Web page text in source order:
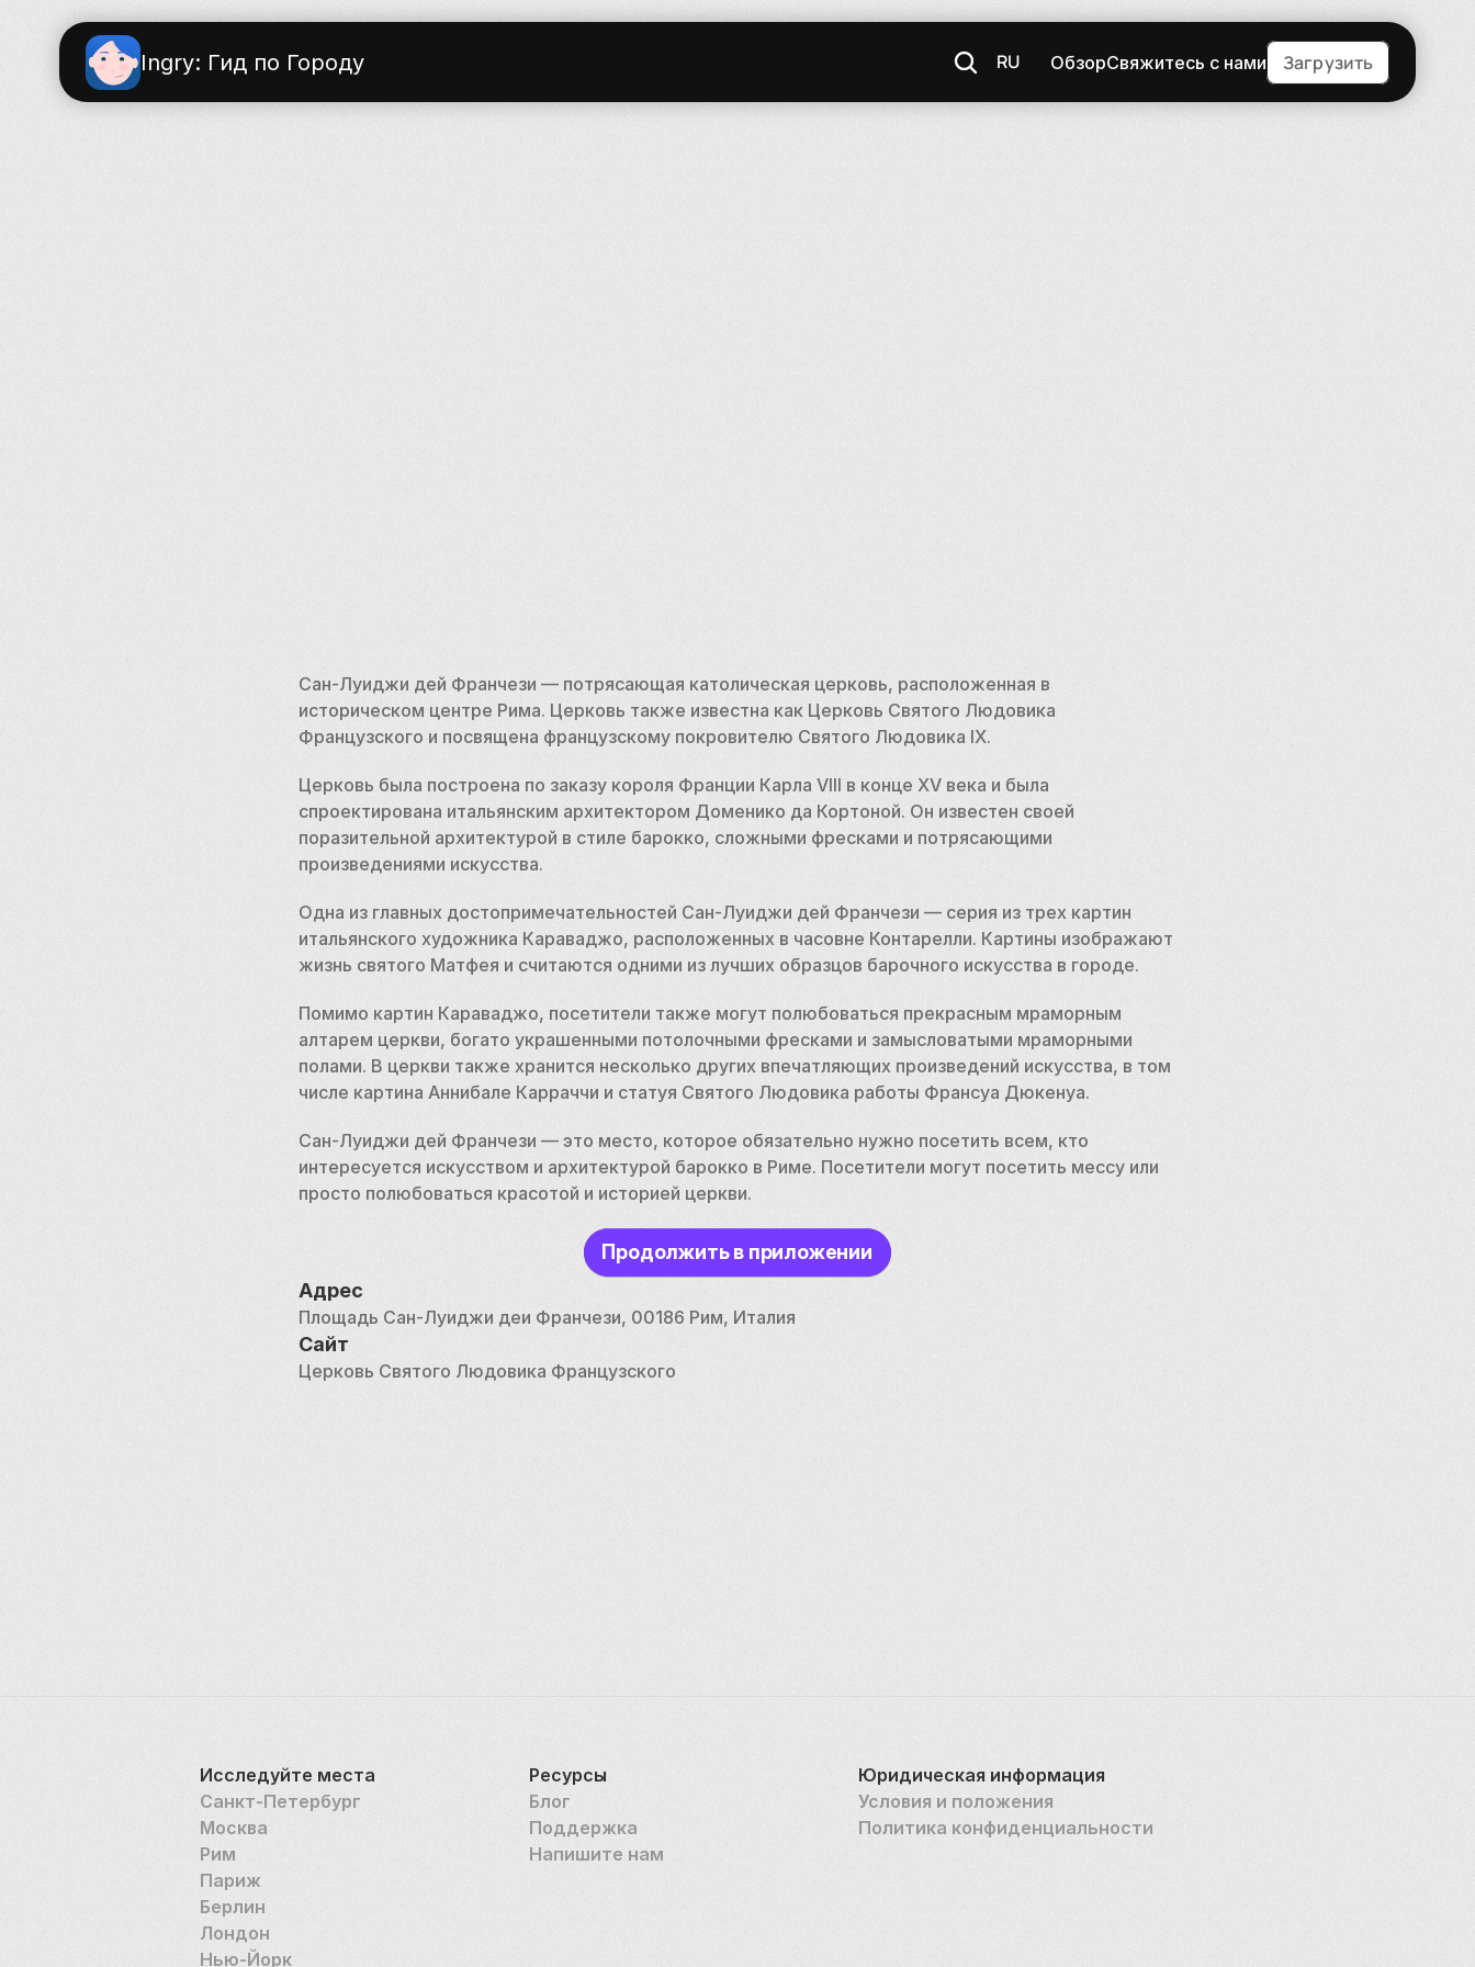
Ingry: Гид по Городу RU ОбзорСвяжитесь с нами Загрузить
Сан-Луиджи дей Франчези — потрясающая католическая церковь, расположенная в
историческом центре Рима. Церковь также известна как Церковь Святого Людовика
Французского и посвящена французскому покровителю Святого Людовика IX.
Церковь была построена по заказу короля Франции Карла VIII в конце XV века и была
спроектирована итальянским архитектором Доменико да Кортоной. Он известен своей
поразительной архитектурой в стиле барокко, сложными фресками и потрясающими
произведениями искусства.
Одна из главных достопримечательностей Сан-Луиджи дей Франчези — серия из трех картин
итальянского художника Караваджо, расположенных в часовне Контарелли. Картины изображают
жизнь святого Матфея и считаются одними из лучших образцов барочного искусства в городе.
Помимо картин Караваджо, посетители также могут полюбоваться прекрасным мраморным
алтарем церкви, богато украшенными потолочными фресками и замысловатыми мраморными
полами. В церкви также хранится несколько других впечатляющих произведений искусства, в том
числе картина Аннибале Карраччи и статуя Святого Людовика работы Франсуа Дюкенуа.
Сан-Луиджи дей Франчези — это место, которое обязательно нужно посетить всем, кто
интересуется искусством и архитектурой барокко в Риме. Посетители могут посетить мессу или
просто полюбоваться красотой и историей церкви.
Продолжить в приложении
Адрес
Площадь Сан-Луиджи деи Франчези, 00186 Рим, Италия
Сайт
Церковь Святого Людовика Французского
Исследуйте места
Санкт-Петербург
Москва
Рим
Париж
Берлин
Лондон
Нью-Йорк
Ресурсы
Блог
Поддержка
Напишите нам
Юридическая информация
Условия и положения
Политика конфиденциальности